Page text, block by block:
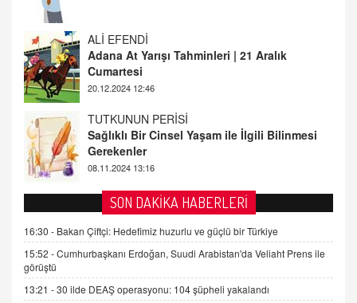
TUTKUNUN PERİSİ
Sağlıklı Bir Cinsel Yaşam ile İlgili Bilinmesi
Gerekenler
08.11.2024 13:16
FARUK ÖNALAN
Tezkere Onaylanmasaydı…
2 Kasım 2021 Salı 00:11
AV. DOĞAN CAN DOĞAN
Kişisel verilerin korunması ve dijital hukukun
gelişimi
15.09.2025 16:17
SEHER EREK
Kış Ayları Geldi, Hangi Önlemler Alınmalı?
SON DAKİKA HABERLERİ
16:30 - Bakan Çiftçi: Hedefimiz huzurlu ve güçlü bir Türkiye
15:52 -Cumhurbaşkanı Erdoğan, Suudi Arabistan'da Veliaht Prens ile
görüştü
13:21 -30 ilde DEAŞ operasyonu: 104 şüpheli yakalandı